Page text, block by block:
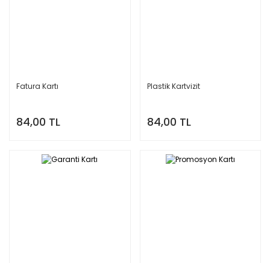
Fatura Kartı
84,00 TL
Plastik Kartvizit
84,00 TL